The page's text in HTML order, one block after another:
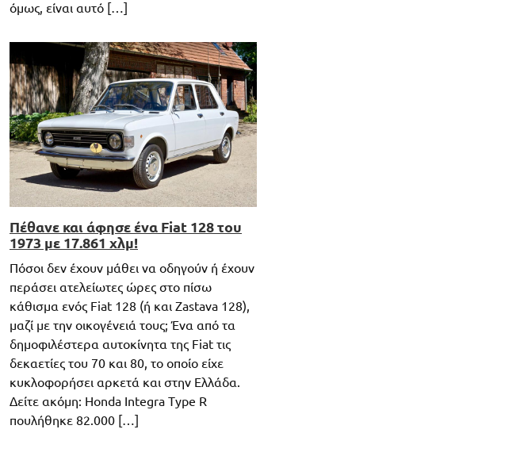
όμως, είναι αυτό […]
Πέθανε και άφησε ένα Fiat 128 του
1973 με 17.861 χλμ!
Πόσοι δεν έχουν μάθει να οδηγούν ή έχουν
περάσει ατελείωτες ώρες στο πίσω
κάθισμα ενός Fiat 128 (ή και Zastava 128),
μαζί με την οικογένειά τους; Ένα από τα
δημοφιλέστερα αυτοκίνητα της Fiat τις
δεκαετίες του 70 και 80, το οποίο είχε
κυκλοφορήσει αρκετά και στην Ελλάδα.
Δείτε ακόμη: Honda Integra Type R
πουλήθηκε 82.000 […]